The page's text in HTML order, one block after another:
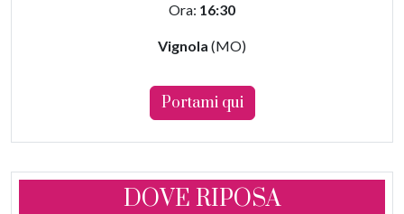
Ora: 16:30
Vignola (MO)
Portami qui
DOVE RIPOSA